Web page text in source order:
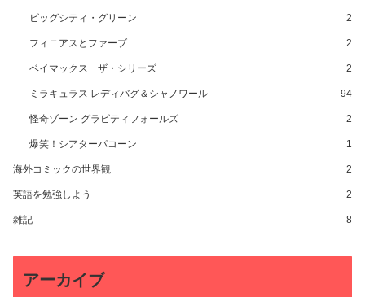
ビッグシティ・グリーン 2
フィニアスとファーブ 2
ベイマックス ザ・シリーズ 2
ミラキュラス レディバグ＆シャノワール 94
怪奇ゾーン グラビティフォールズ 2
爆笑！シアターパコーン 1
海外コミックの世界観 2
英語を勉強しよう 2
雑記 8
アーカイブ